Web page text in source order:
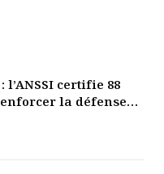
l’ANSSI certifie 88
la défense
Côte d’Ivoire